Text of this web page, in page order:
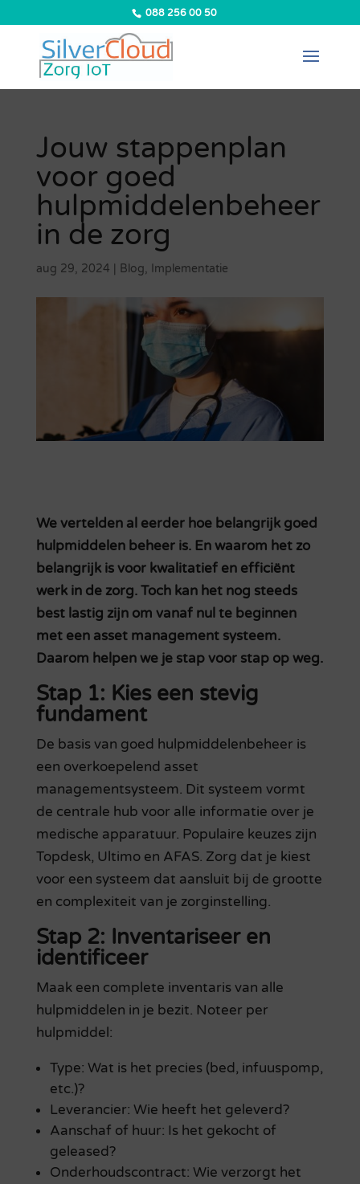
088 256 00 50
Jouw stappenplan
voor goed
hulpmiddelenbeheer
in de zorg
aug 29, 2024 Blog, Implementatie
We vertelden al eerder hoe belangrijk goed
hulpmiddelen beheer is. En waarom het zo
belangrijk is voor kwalitatief en efficiënt
werk in de zorg. Toch kan het nog steeds
best lastig zijn om vanaf nul te beginnen
met een asset management systeem.
Daarom helpen we je stap voor stap op weg.
Stap 1: Kies een stevig
fundament
De basis van goed hulpmiddelenbeheer is
een overkoepelend asset
managementsysteem. Dit systeem vormt
de centrale hub voor alle informatie over je
medische apparatuur. Populaire keuzes zijn
Topdesk, Ultimo en AFAS. Zorg dat je kiest
voor een systeem dat aansluit bij de grootte
en complexiteit van je zorginstelling.
Stap 2: Inventariseer en
identificeer
Maak een complete inventaris van alle
hulpmiddelen in je bezit. Noteer per
hulpmiddel:
Type: Wat is het precies (bed, infuuspomp,
etc.)?
Leverancier: Wie heeft het geleverd?
Aanschaf of huur: Is het gekocht of
geleased?
Onderhoudscontract: Wie verzorgt het